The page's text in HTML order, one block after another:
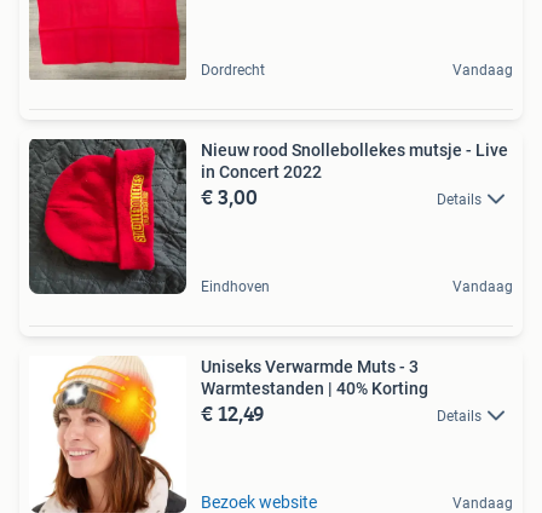
Dordrecht Vandaag
Nieuw rood Snollebollekes mutsje - Live
in Concert 2022
€ 3,00 Details
Eindhoven Vandaag
Uniseks Verwarmde Muts - 3
Warmtestanden | 40% Korting
€ 12,49 Details
Bezoek website Vandaag